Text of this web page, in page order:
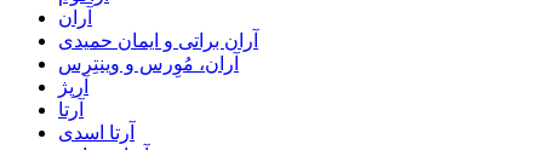
آران
آران براتی و ایمان حمیدی
آران، مُوِرس و وینتِرس
آرپژ
آرتا
آرتا اسدی